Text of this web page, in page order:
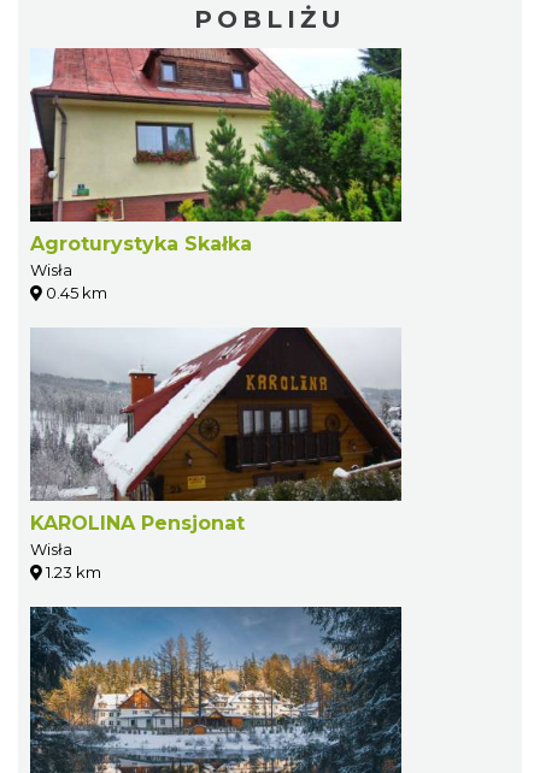
POBLIŻU
Agroturystyka Skałka
Wisła
0.45 km
KAROLINA Pensjonat
Wisła
1.23 km